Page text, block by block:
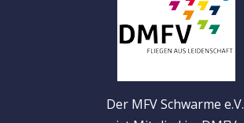
Der MFV Schwarme e.V.